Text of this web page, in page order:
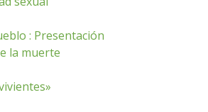
: Presentación
la muerte